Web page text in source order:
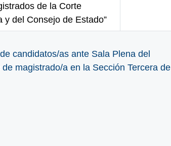
de la Corte
y del Consejo de Estado”
candidatos/as ante Sala Plena del
magistrado/a en la Sección Tercera de